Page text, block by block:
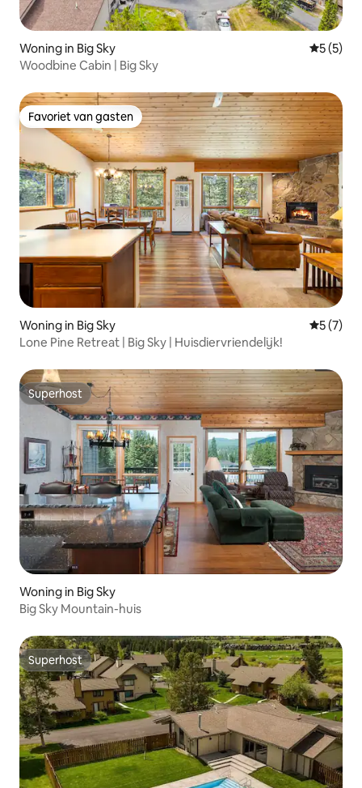
Woning in Big Sky
5 (5)
Woodbine Cabin | Big Sky
Favoriet van gasten
Favoriet van gasten
Woning in Big Sky
5 (7)
Lone Pine Retreat | Big Sky | Huisdiervriendelijk!
Superhost
Superhost
Woning in Big Sky
Big Sky Mountain-huis
Superhost
Superhost